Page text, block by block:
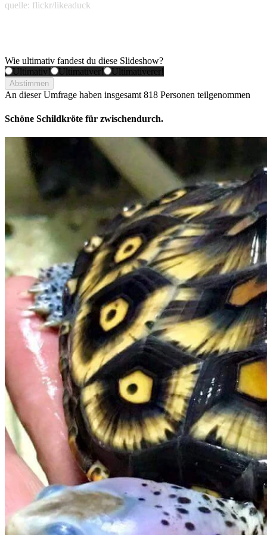
quelle: flickr/likeaduck
Wie ultimativ fandest du diese Slideshow?
Ultimativ!
Ultimativer! Ultimativerer!
Abstimmen
An dieser Umfrage haben insgesamt 818 Personen teilgenommen
Schöne Schildkröte für zwischendurch.